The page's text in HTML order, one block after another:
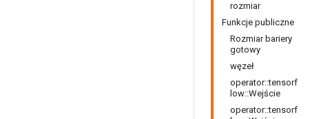
rozmiar
Funkcje publiczne
Rozmiar bariery
gotowy
węzeł
operator::tensorf
low::Wejście
operator::tensorf